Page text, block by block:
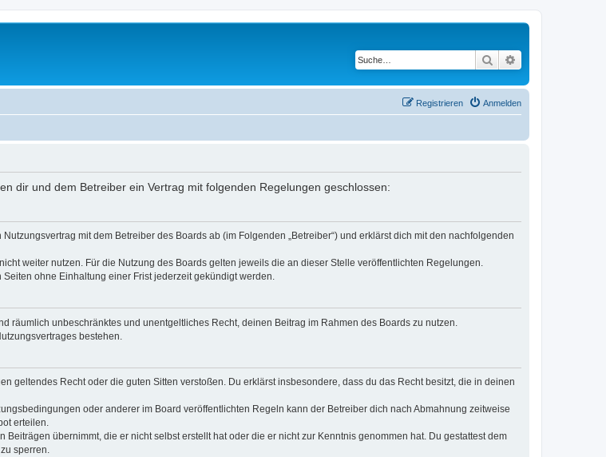
Suche
Anmelden
Registrieren
dir und dem Betreiber ein Vertrag mit folgenden Regelungen geschlossen:
mit dem Betreiber des Boards ab (im Folgenden „Betreiber“) und erklärst dich mit den nachfolgenden
weiter nutzen. Für die Nutzung des Boards gelten jeweils die an dieser Stelle veröffentlichten Regelungen.
ohne Einhaltung einer Frist jederzeit gekündigt werden.
räumlich unbeschränktes und unentgeltliches Recht, deinen Beitrag im Rahmen des Boards zu nutzen.
bestehen.
geltendes Recht oder die guten Sitten verstoßen. Du erklärst insbesondere, dass du das Recht besitzt, die in deinen
oder anderer im Board veröffentlichten Regeln kann der Betreiber dich nach Abmahnung zeitweise
erteilen.
übernimmt, die er nicht selbst erstellt hat oder die er nicht zur Kenntnis genommen hat. Du gestattest dem
sperren.